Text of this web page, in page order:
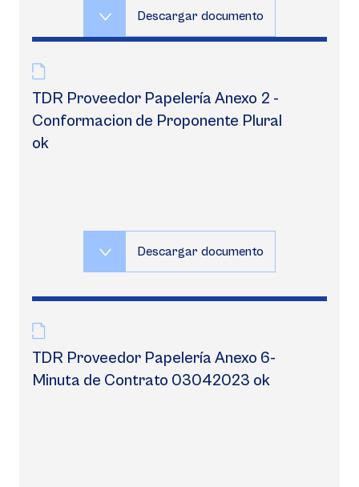
Descargar documento
TDR Proveedor Papelería Anexo 2 -
Conformacion de Proponente Plural
ok
Descargar documento
TDR Proveedor Papelería Anexo 6-
Minuta de Contrato 03042023 ok